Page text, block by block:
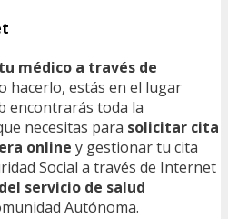
médico a través de
hacerlo, estás en el lugar
encontrarás toda la
necesitas para solicitar cita
online y gestionar tu cita
Social a través de Internet
servicio de salud
Autónoma.